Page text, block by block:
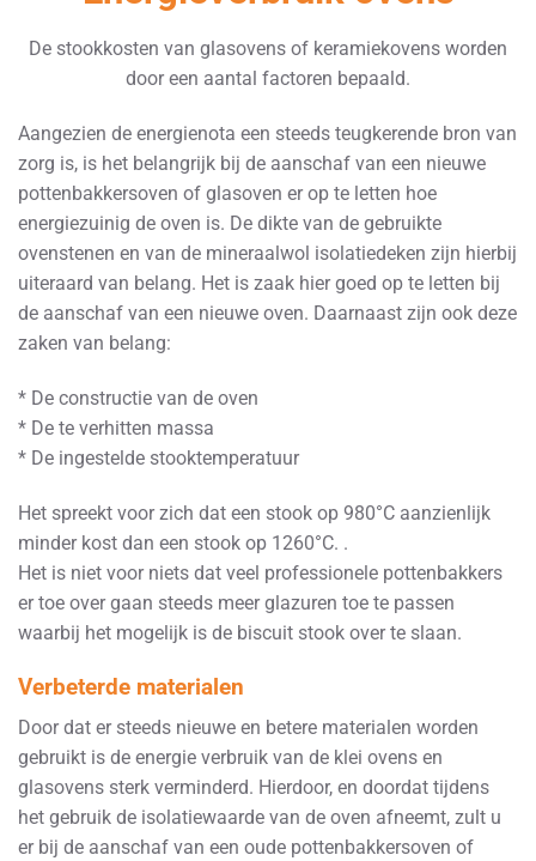
De stookkosten van glasovens of keramiekovens worden
door een aantal factoren bepaald.
Aangezien de energienota een steeds teugkerende bron van
zorg is, is het belangrijk bij de aanschaf van een nieuwe
pottenbakkersoven of glasoven er op te letten hoe
energiezuinig de oven is. De dikte van de gebruikte
ovenstenen en van de mineraalwol isolatiedeken zijn hierbij
uiteraard van belang. Het is zaak hier goed op te letten bij
de aanschaf van een nieuwe oven. Daarnaast zijn ook deze
zaken van belang:
* De constructie van de oven
* De te verhitten massa
* De ingestelde stooktemperatuur
Het spreekt voor zich dat een stook op 980°C aanzienlijk
minder kost dan een stook op 1260°C. .
Het is niet voor niets dat veel professionele pottenbakkers
er toe over gaan steeds meer glazuren toe te passen
waarbij het mogelijk is de biscuit stook over te slaan.
Verbeterde materialen
Door dat er steeds nieuwe en betere materialen worden
gebruikt is de energie verbruik van de klei ovens en
glasovens sterk verminderd. Hierdoor, en doordat tijdens
het gebruik de isolatiewaarde van de oven afneemt, zult u
er bij de aanschaf van een oude pottenbakkersoven of